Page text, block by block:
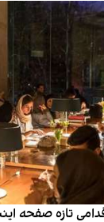
تازه صفحه